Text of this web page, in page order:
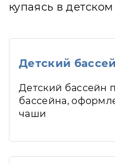
купаясь в
Детский
Детский бассейн
бассейна,
чаши